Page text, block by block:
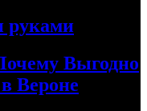
руками
Выгодно
Вероне